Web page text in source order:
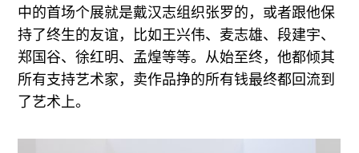
中的首场个展就是戴汉志组织张罗的，或者跟他保
持了终生的友谊，比如王兴伟、麦志雄、段建宇、
郑国谷、徐红明、孟煌等等。从始至终，他都倾其
所有支持艺术家，卖作品挣的所有钱最终都回流到
了艺术上。